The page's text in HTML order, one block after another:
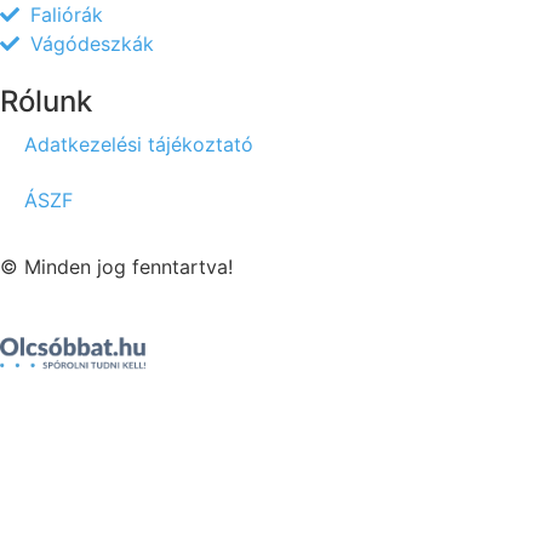
Faliórák
Vágódeszkák
Rólunk
Adatkezelési tájékoztató
ÁSZF
© Minden jog fenntartva!